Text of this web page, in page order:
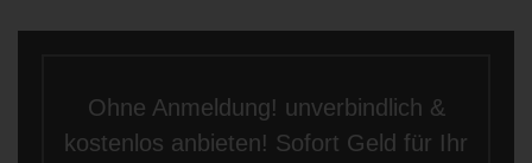
Ohne Anmeldung! unverbindlich &
kostenlos anbieten! Sofort Geld für Ihr